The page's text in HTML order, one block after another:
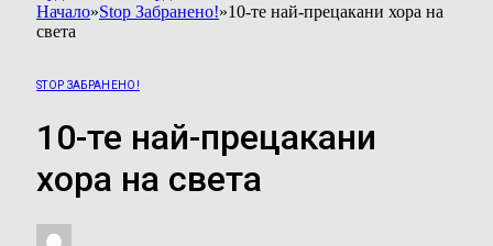
Начало»Stop Забранено!»10-те най-прецакани хора на
света
STOP ЗАБРАНЕНО!
10-те най-прецакани
хора на света